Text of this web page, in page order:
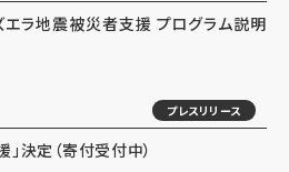
エラ地震被災者支援 プログラム説明
プレスリリース
決定（寄付受付中）